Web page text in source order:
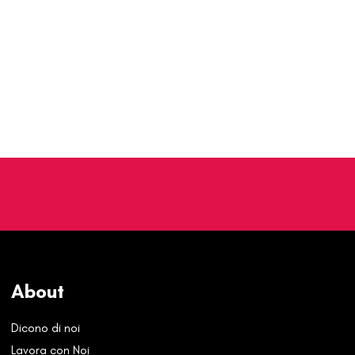
About
Dicono di noi
Lavora con Noi